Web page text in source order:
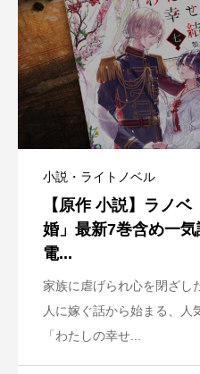
小説・ライトノベル
【原作 小説】ラノ
婚」最新7巻含め一
電...
家族に虐げられ心を閉ざし
人に嫁ぐ話から始まる、人
「わたしの幸せ...